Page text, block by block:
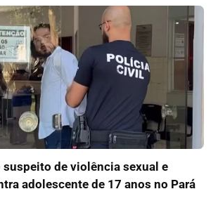
suspeito de violência sexual e
adolescente de 17 anos no Pará